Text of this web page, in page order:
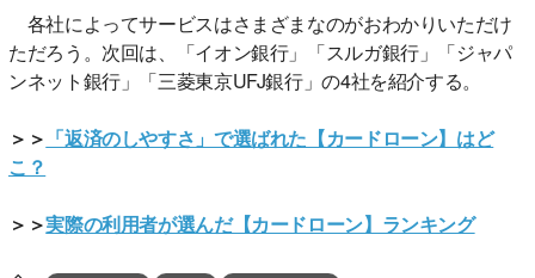
各社によってサービスはさまざまなのがおわかりいただけ
ただろう。次回は、「イオン銀行」「スルガ銀行」「ジャパ
ンネット銀行」「三菱東京UFJ銀行」の4社を紹介する。
＞＞ 「返済のしやすさ」で選ばれた【カードローン】はど
こ？
＞＞実際の利用者が選んだ【カードローン】ランキング